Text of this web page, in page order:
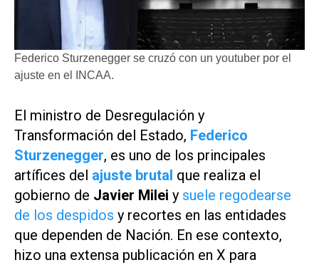
Federico Sturzenegger se cruzó con un youtuber por el
ajuste en el INCAA.
El ministro de Desregulación y
Transformación del Estado, Federico
Sturzenegger, es uno de los principales
artífices del ajuste brutal que realiza el
gobierno de Javier Milei y suele regodearse
de los despidos y recortes en las entidades
que dependen de Nación. En ese contexto,
hizo una extensa publicación en X para